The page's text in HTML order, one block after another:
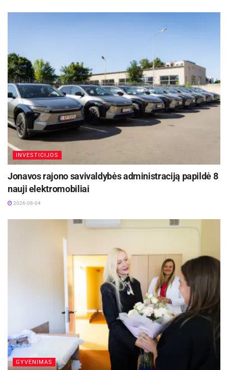
INVESTICIJOS
Jonavos rajono savivaldybės administraciją papildė 8
nauji elektromobiliai
2026-08-04
GYVENIMAS